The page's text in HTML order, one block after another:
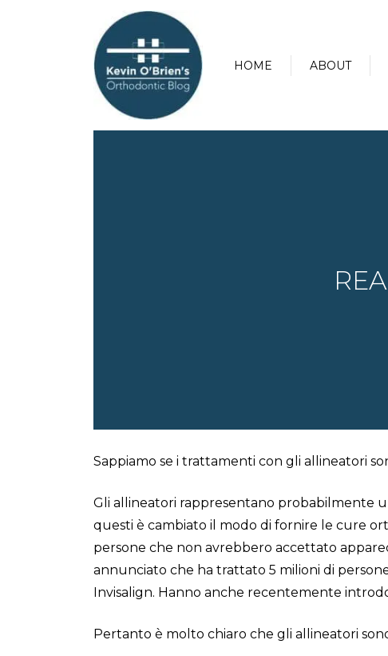
HOME ABOUT
Sappiamo se i trattamenti con gli allineatori
Gli allineatori rappresentano probabilmente
questi è cambiato il modo di fornire le cure
persone che non avrebbero accettato
annunciato che ha trattato 5 milioni di
Invisalign. Hanno anche recentemente
Pertanto è molto chiaro che gli allineatori